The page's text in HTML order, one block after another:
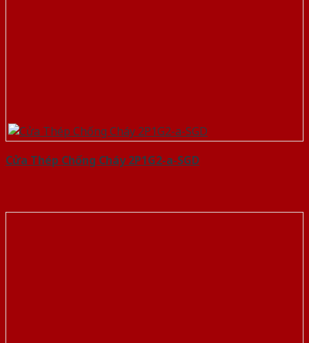
Cửa Thép Chống Cháy 2P1G2-a-SGD